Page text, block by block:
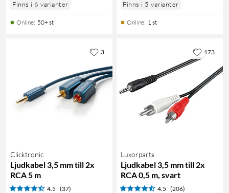
Finns i 6 varianter
Online: 50+ st
Finns i 5 varianter
Online: 1 st
Clicktronic
Ljudkabel 3,5 mm till 2x
RCA 5 m
4.5 (37)
3
Luxorparts
Ljudkabel 3,5 mm till 2x
RCA 0,5 m, svart
4.5 (206)
173